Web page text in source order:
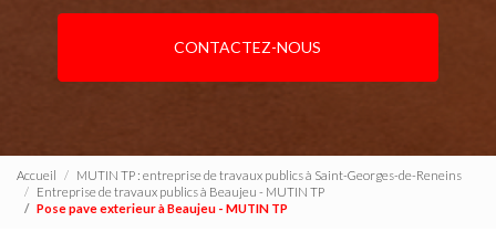
CONTACTEZ-NOUS
Accueil
MUTIN TP : entreprise de travaux publics à Saint-Georges-de-Reneins
Entreprise de travaux publics à Beaujeu - MUTIN TP
Pose pave exterieur à Beaujeu - MUTIN TP